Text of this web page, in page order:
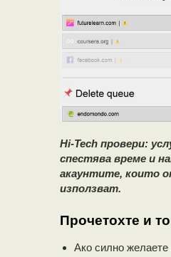
Hi-Tech провери:
спестява време и
акаунтите, които
използват.
Прочетохте и
Ако силно